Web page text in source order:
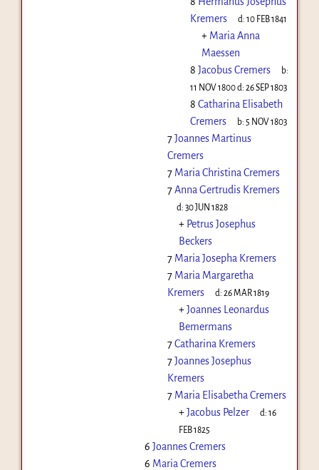
Kremers
d:10 FEB 1841
+ Maria Anna
Maessen
8 Jacobus Cremers
b:
11 NOV 1800d: 26 SEP 1803
8 Catharina Elisabeth
Cremers
b: 5 NOV 1803
7Joannes Martinus
Cremers
7 Maria Christina Cremers
7Anna Gertrudis Kremers
d:30 JUN 1828
+ Petrus Josephus
Beckers
7 Maria Josepha Kremers
7 Maria Margaretha
Kremers
d:26 MAR 1819
+Joannes Leonardus
Bemermans
7Catharina Kremers
7Joannes Josephus
Kremers
7 Maria Elisabetha Cremers
+Jacobus Pelzer d:16
FEB 1825
6 Joannes Cremers
6 Maria Cremers